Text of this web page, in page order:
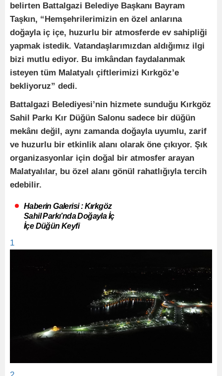
belirten Battalgazi Belediye Başkanı Bayram
Taşkın, “Hemşehrilerimizin en özel anlarına
doğayla iç içe, huzurlu bir atmosferde ev sahipliği
yapmak istedik. Vatandaşlarımızdan aldığımız ilgi
bizi mutlu ediyor. Bu imkândan faydalanmak
isteyen tüm Malatyalı çiftlerimizi Kırkgöz’e
bekliyoruz” dedi.
Battalgazi Belediyesi’nin hizmete sunduğu Kırkgöz
Sahil Parkı Kır Düğün Salonu sadece bir düğün
mekânı değil, aynı zamanda doğayla uyumlu, zarif
ve huzurlu bir etkinlik alanı olarak öne çıkıyor. Şık
organizasyonlar için doğal bir atmosfer arayan
Malatyalılar, bu özel alanı gönül rahatlığıyla tercih
edebilir.
Haberin Galerisi : Kırkgöz
Sahil Parkı’nda Doğayla İç
İçe Düğün Keyfi
1